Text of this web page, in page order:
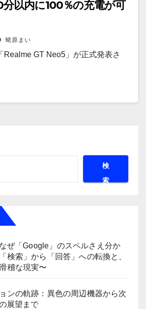
分以内に100％の充電が可
蛯原まい
Realme GT Neo5」が正式発表さ
検
索
ぜ「Google」のスペルさえ分か
検索」から「回答」への転換と、
稽な現実〜
ンの軌跡：異色の周辺機器から次
展望まで